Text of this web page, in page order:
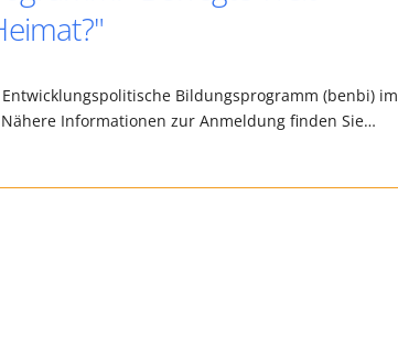
Bildungsprogramm (benbi) im
Informationen zur Anmeldung finden Sie…